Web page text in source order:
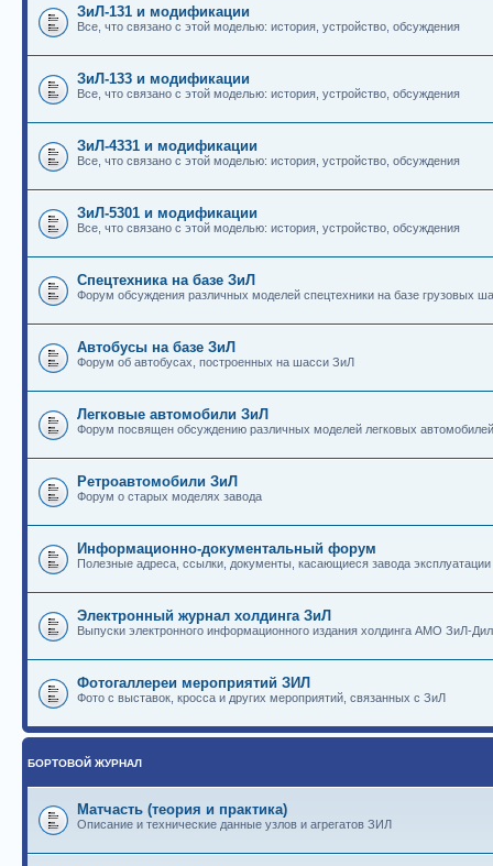
ЗиЛ-131 и модификации
Все, что связано с этой моделью: история, устройство, обсуждения
ЗиЛ-133 и модификации
Все, что связано с этой моделью: история, устройство, обсуждения
ЗиЛ-4331 и модификации
Все, что связано с этой моделью: история, устройство, обсуждения
ЗиЛ-5301 и модификации
Все, что связано с этой моделью: история, устройство, обсуждения
Спецтехника на базе ЗиЛ
Форум обсуждения различных моделей спецтехники на базе грузовых
Автобусы на базе ЗиЛ
Форум об автобусах, построенных на шасси ЗиЛ
Легковые автомобили ЗиЛ
Форум посвящен обсуждению различных моделей легковых
Ретроавтомобили ЗиЛ
Форум о старых моделях завода
Информационно-документальный форум
Полезные адреса, ссылки, документы, касающиеся завода эксплуатации
Электронный журнал холдинга ЗиЛ
Выпуски электронного информационного издания холдинга АМО ЗиЛ-
Фотогаллереи мероприятий ЗИЛ
Фото с выставок, кросса и других мероприятий, связанных с ЗиЛ
БОРТОВОЙ ЖУРНАЛ
Матчасть (теория и практика)
Описание и технические данные узлов и агрегатов ЗИЛ